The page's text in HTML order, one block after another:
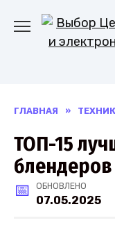
содержанию
ГЛАВНАЯ »
ТОП-15
блендеров
ОБНОВЛЕНО
07.05.2025